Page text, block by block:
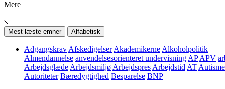
Mere
Mest læste emner Alfabetisk
Adgangskrav Afskedigelser Akademikerne Alkoholpolitik
Almendannelse anvendelsesorienteret undervisning AP APV
Arbejdsglæde Arbejdsmiljø Arbejdspres Arbejdstid AT Autisme
Autoriteter Bæredygtighed Besparelse BNP